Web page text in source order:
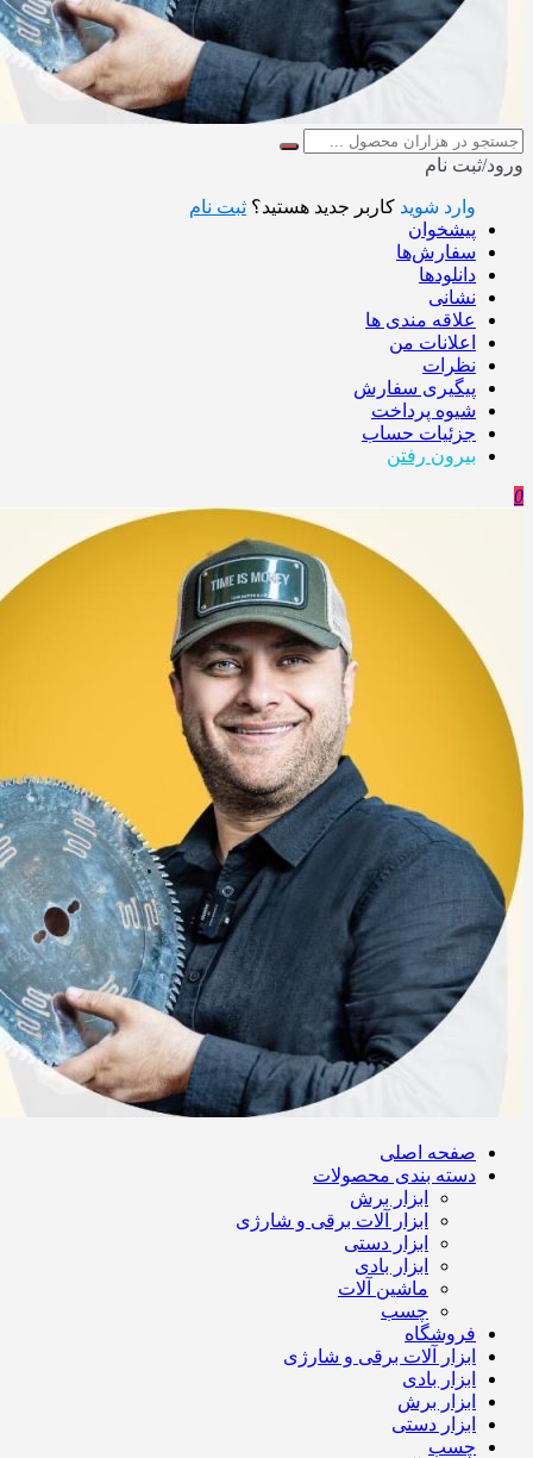
ورود/ثبت نام
وارد شوید کاربر جدید هستید؟ ثبت نام
پیشخوان
سفارش‌ها
دانلودها
نشانی
علاقه مندی ها
اعلانات من
نظرات
پیگیری سفارش
شیوه پرداخت
جزئیات حساب
بیرون رفتن
0
صفحه اصلی
دسته بندی محصولات
ابزار برش
ابزار آلات برقی و شارژی
ابزار دستی
ابزار بادی
ماشین آلات
چسب
فروشگاه
ابزار آلات برقی و شارژی
ابزار بادی
ابزار برش
ابزار دستی
چسب